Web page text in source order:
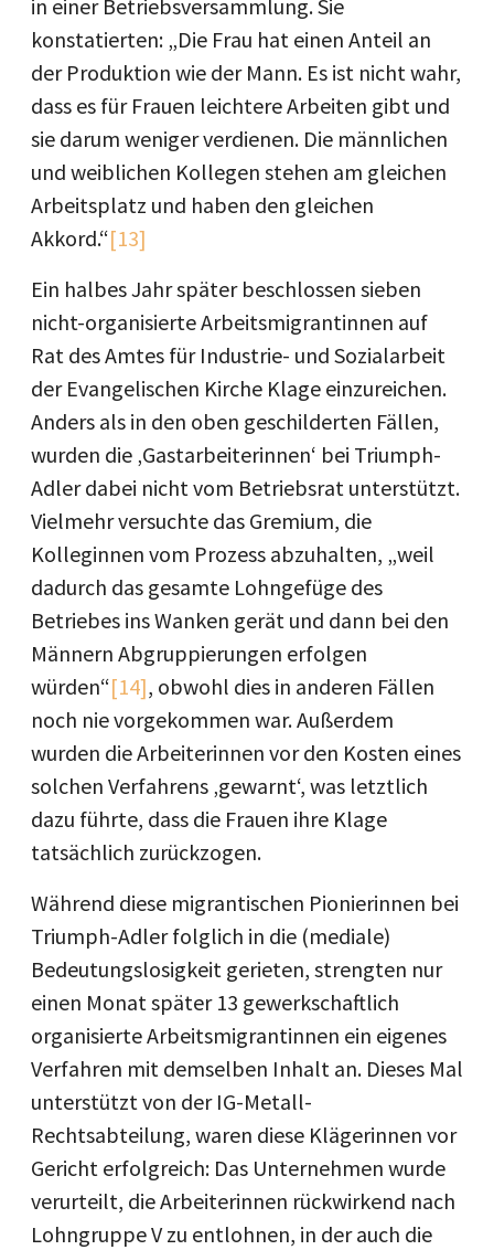
in einer Betriebsversammlung. Sie
konstatierten: „Die Frau hat einen Anteil an
der Produktion wie der Mann. Es ist nicht wahr,
dass es für Frauen leichtere Arbeiten gibt und
sie darum weniger verdienen. Die männlichen
und weiblichen Kollegen stehen am gleichen
Arbeitsplatz und haben den gleichen
Akkord.“[13]
Ein halbes Jahr später beschlossen sieben
nicht-organisierte Arbeitsmigrantinnen auf
Rat des Amtes für Industrie- und Sozialarbeit
der Evangelischen Kirche Klage einzureichen.
Anders als in den oben geschilderten Fällen,
wurden die ‚Gastarbeiterinnen‘ bei Triumph-
Adler dabei nicht vom Betriebsrat unterstützt.
Vielmehr versuchte das Gremium, die
Kolleginnen vom Prozess abzuhalten, „weil
dadurch das gesamte Lohngefüge des
Betriebes ins Wanken gerät und dann bei den
Männern Abgruppierungen erfolgen
würden“[14], obwohl dies in anderen Fällen
noch nie vorgekommen war. Außerdem
wurden die Arbeiterinnen vor den Kosten eines
solchen Verfahrens ‚gewarnt‘, was letztlich
dazu führte, dass die Frauen ihre Klage
tatsächlich zurückzogen.
Während diese migrantischen Pionierinnen bei
Triumph-Adler folglich in die (mediale)
Bedeutungslosigkeit gerieten, strengten nur
einen Monat später 13 gewerkschaftlich
organisierte Arbeitsmigrantinnen ein eigenes
Verfahren mit demselben Inhalt an. Dieses Mal
unterstützt von der IG-Metall-
Rechtsabteilung, waren diese Klägerinnen vor
Gericht erfolgreich: Das Unternehmen wurde
verurteilt, die Arbeiterinnen rückwirkend nach
Lohngruppe V zu entlohnen, in der auch die